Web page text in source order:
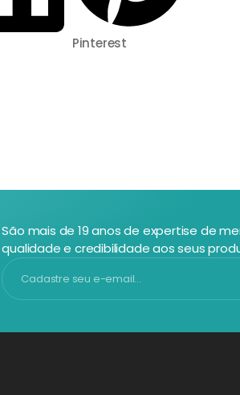
Pinterest
São mais de 19 anos de expertise de
qualidade e credibilidade aos seus